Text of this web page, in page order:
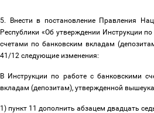
5. Внести в постановление Правления
Республики «Об утверждении Инструкции
счетами по банковским вкладам
41/12 следующие изменения:
В Инструкции по работе с банковскими
вкладам (депозитам), утвержденной
1) пункт 11 дополнить абзацем двадцать